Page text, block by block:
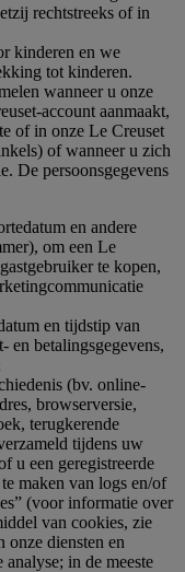
rechtstreeks of in
kinderen en we
tot kinderen.
wanneer u onze
account aanmaakt,
of in onze Le Creuset
of wanneer u zich
De persoonsgegevens
en andere
om een Le
te kopen,
en tijdstip van
en betalingsgegevens,
(bv. online-
browserversie,
terugkerende
tijdens uw
u een geregistreerde
maken van logs en/of
(voor informatie over
van cookies, zie
onze diensten en
in de meeste